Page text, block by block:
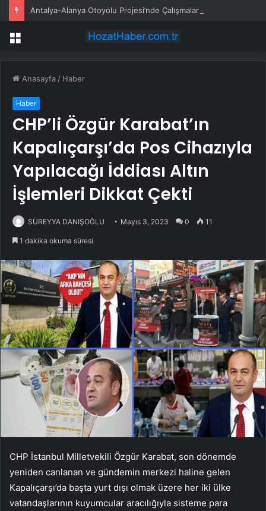
Menü
Anasayfa / Haber
Haber
CHP’li Özgür Karabat’ın
Kapalıçarşı’da Pos Cihazıyla
Yapılacağı İddiası Altın
İşlemleri Dikkat Çekti
SÜREYYA DANIŞOĞLU Mayıs 3, 2023 0 11
1 dakika okuma süresi
CHP İstanbul Milletvekili Özgür Karabat, son dönemde
yeniden canlanan ve gündemin merkezi haline gelen
Kapalıçarşı’da başta yurt dışı olmak üzere her iki ülke
vatandaşlarının kuyumcular aracılığıyla sisteme para